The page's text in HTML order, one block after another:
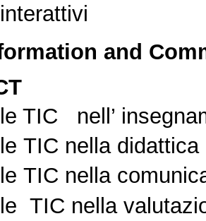
and
TIC nell’
TIC nella
TIC nella
TIC nella